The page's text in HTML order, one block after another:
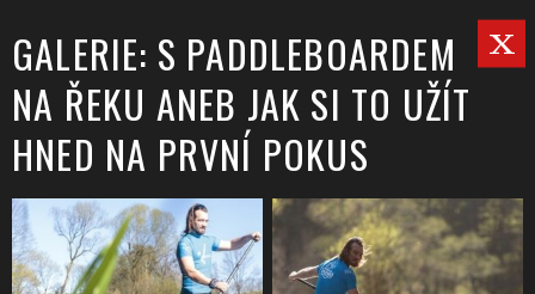
GALERIE: S PADDLEBOARDEM
NA ŘEKU ANEB JAK SI TO UŽÍT
HNED NA PRVNÍ POKUS